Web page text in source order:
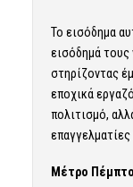
Το εισόδημα
εισόδημά τους
στηρίζοντας
εποχικά
πολιτισμό,
Μέτρο